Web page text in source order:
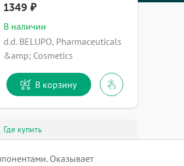
1349
В наличии
d.d. BELUPO, Pharmaceuticals
&amp; Cosmetics
В корзину
Где купить
Оказывает